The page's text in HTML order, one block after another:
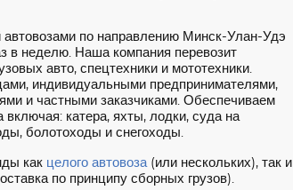
автовозами по направлению Минск-Улан-Удэ
в неделю. Наша компания перевозит
авто, спецтехники и мототехники.
индивидуальными предпринимателями,
и частными заказчиками. Обеспечиваем
включая: катера, яхты, лодки, суда на
болотоходы и снегоходы.
как целого автовоза(или нескольких), так и
по принципу сборных грузов).